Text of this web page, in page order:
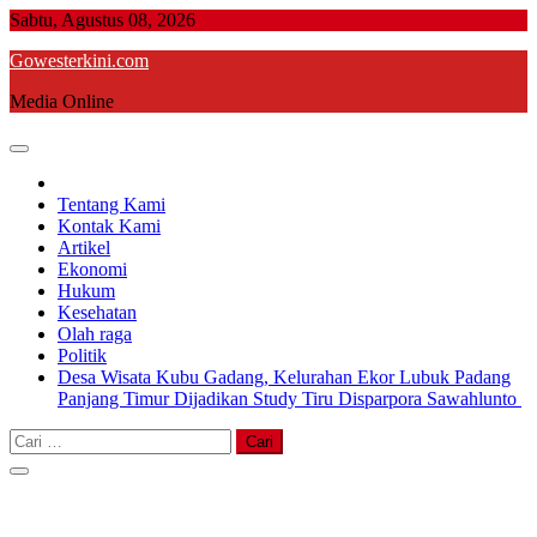
Skip
content
Sabtu, Agustus 08, 2026
Gowesterkini.com
Media Online
Tentang Kami
Kontak Kami
Artikel
Ekonomi
Hukum
Kesehatan
Olah raga
Politik
Desa Wisata Kubu Gadang, Kelurahan Ekor Lubuk Padang
Panjang Timur Dijadikan Study Tiru Disparpora Sawahlunto
Cari
untuk: